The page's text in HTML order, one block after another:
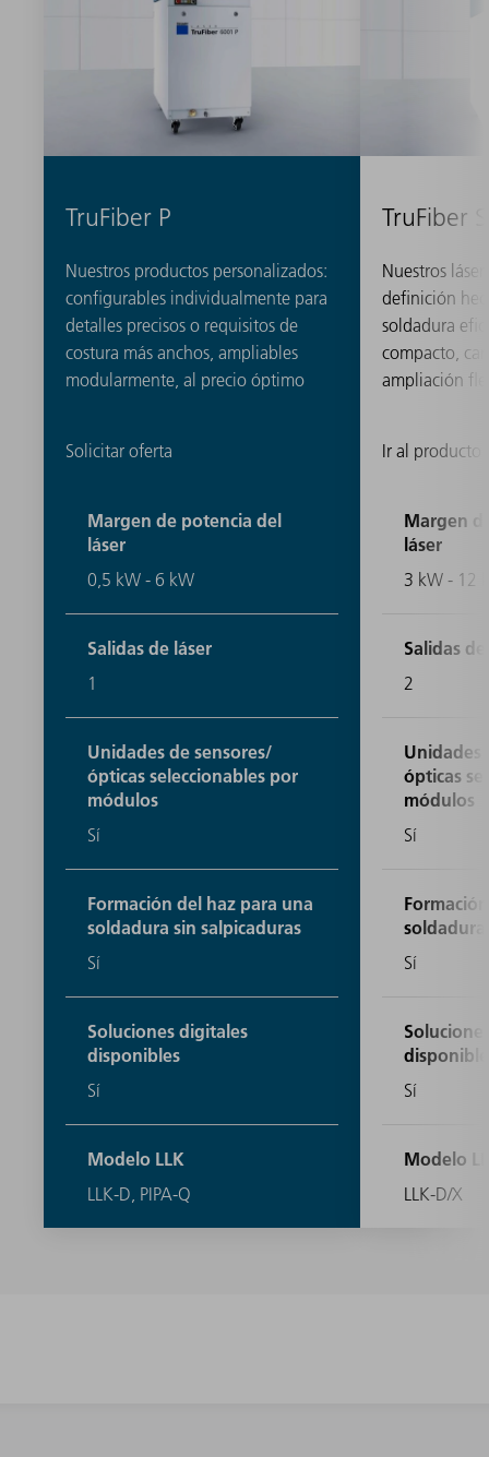
TruFiber P
Nuestros productos personalizados:
configurables individualmente para
detalles precisos o requisitos de
costura más anchos, ampliables
modularmente, al precio óptimo
Solicitar oferta
Margen de potencia del
láser
0,5 kW - 6 kW
Salidas de láser
1
Unidades de sensores/
ópticas seleccionables por
módulos
Sí
Formación del haz para una
soldadura sin salpicaduras
Sí
Soluciones digitales
disponibles
Sí
Modelo LLK
LLK-D, PIPA-Q
TruFiber S
Nuestros
definición
soldadura
compacto,
ampliación
Ir al producto
Margen
láser
3 kW - 12
Salidas
2
Unidades
ópticas
módulos
Sí
soldadura
Sí
Sí
Modelo
LLK-D/X